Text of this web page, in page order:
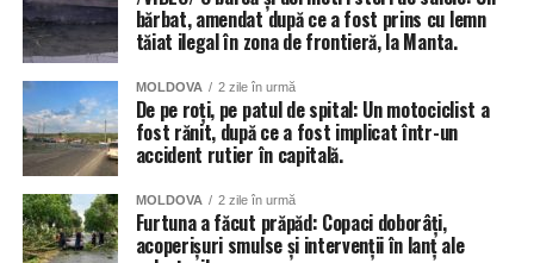
bărbat, amendat după ce a fost prins cu lemn
tăiat ilegal în zona de frontieră, la Manta.
MOLDOVA 2 zile în urmă
De pe roți, pe patul de spital: Un motociclist a
fost rănit, după ce a fost implicat într-un
accident rutier în capitală.
MOLDOVA 2 zile în urmă
Furtuna a făcut prăpăd: Copaci doborâți,
acoperișuri smulse și intervenții în lanț ale